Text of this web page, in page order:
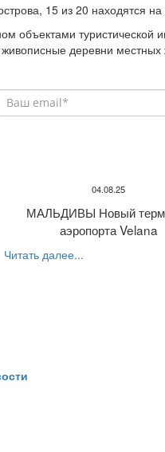
15 из 20 находятся
объектами туристической
деревни местных
04.08.25
МАЛЬДИВЫ Новый
аэропорта Velana
Читать далее...